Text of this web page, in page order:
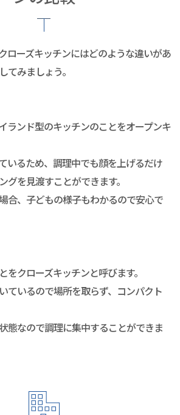
ローズキッチンにはどのような違いがあ
てみましょう。
ランド型のキッチンのことをオープンキ
いるため、調理中でも顔を上げるだけ
グを見渡すことができます。
合、子どもの様子もわかるので安心で
をクローズキッチンと呼びます。
ているので場所を取らず、コンパクト
態なので調理に集中することができま